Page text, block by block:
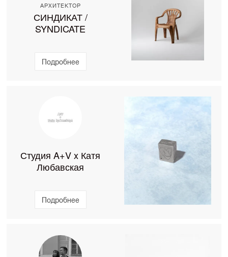
АРХИТЕКТОР
СИНДИКАТ /
SYNDICATE
Подробнее
Студия A+V x Катя
Любавская
Подробнее